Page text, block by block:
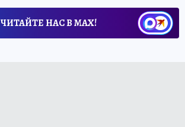
ЧИТАЙТЕ НАС В МАХ!